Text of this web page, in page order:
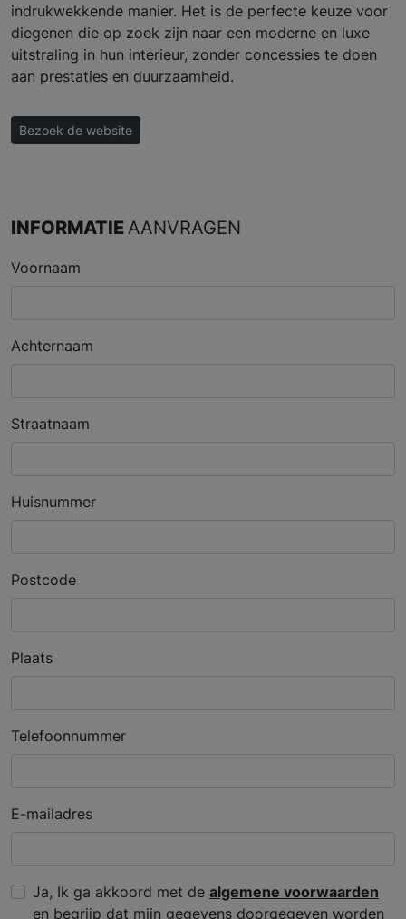
indrukwekkende manier. Het is de perfecte keuze voor
diegenen die op zoek zijn naar een moderne en luxe
uitstraling in hun interieur, zonder concessies te doen
aan prestaties en duurzaamheid.
Bezoek de website
INFORMATIEAANVRAGEN
Voornaam
Achternaam
Straatnaam
Huisnummer
Postcode
Plaats
Telefoonnummer
E-mailadres
Ja, Ik ga akkoord met de algemene voorwaarden
en begrijp dat mijn gegevens doorgegeven worden